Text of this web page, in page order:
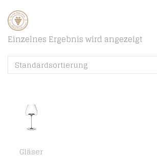
Einzelnes Ergebnis wird angezeigt
Standardsortierung
Gläser